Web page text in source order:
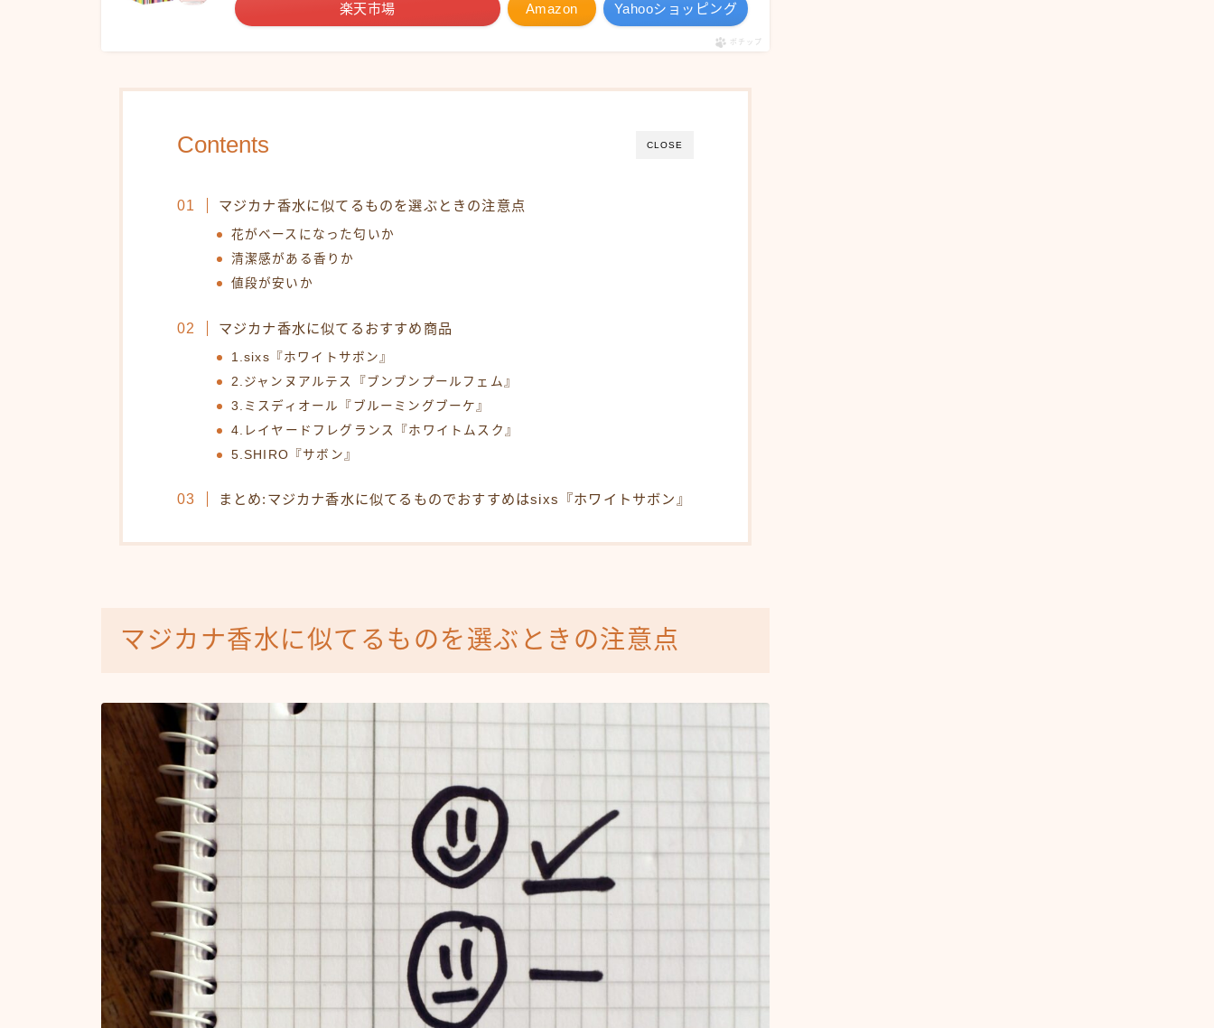
Amazon
楽天市場 Yahooショッピング
ポチップ
CLOSE
Contents
マジカナ香水に似てるものを選ぶときの注意点
花がベースになった匂いか
清潔感がある香りか
値段が安いか
マジカナ香水に似てるおすすめ商品
1.sixs『ホワイトサボン』
2.ジャンヌアルテス『ブンブンプールフェム』
3.ミスディオール『ブルーミングブーケ』
4.レイヤードフレグランス『ホワイトムスク』
5.SHIRO『サボン』
まとめ:マジカナ香水に似てるものでおすすめはsixs『ホワイトサボン』
マジカナ香水に似てるものを選ぶときの注意点